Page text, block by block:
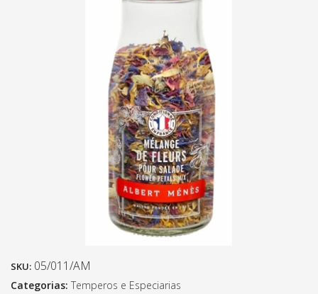
SKU: 05/011/AM
Categorias: Temperos e Especiarias